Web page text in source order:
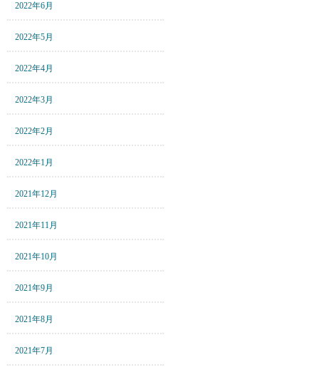
2022年6月
2022年5月
2022年4月
2022年3月
2022年2月
2022年1月
2021年12月
2021年11月
2021年10月
2021年9月
2021年8月
2021年7月